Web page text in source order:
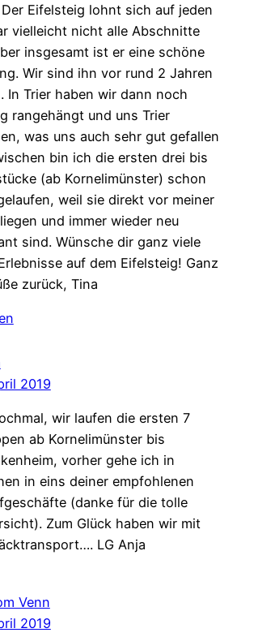
Eifelsteig lohnt sich auf jeden
vielleicht nicht alle Abschnitte
insgesamt ist er eine schöne
Wir sind ihn vor rund 2 Jahren
In Trier haben wir dann noch
rangehängt und uns Trier
was uns auch sehr gut gefallen
bin ich die ersten drei bis
(ab Kornelimünster) schon
weil sie direkt vor meiner
und immer wieder neu
sind. Wünsche dir ganz viele
auf dem Eifelsteig! Ganz
zurück, Tina
2019
wir laufen die ersten 7
ab Kornelimünster bis
vorher gehe ich in
in eins deiner empfohlenen
(danke für die tolle
Zum Glück haben wir mit
LG Anja
Venn
2019